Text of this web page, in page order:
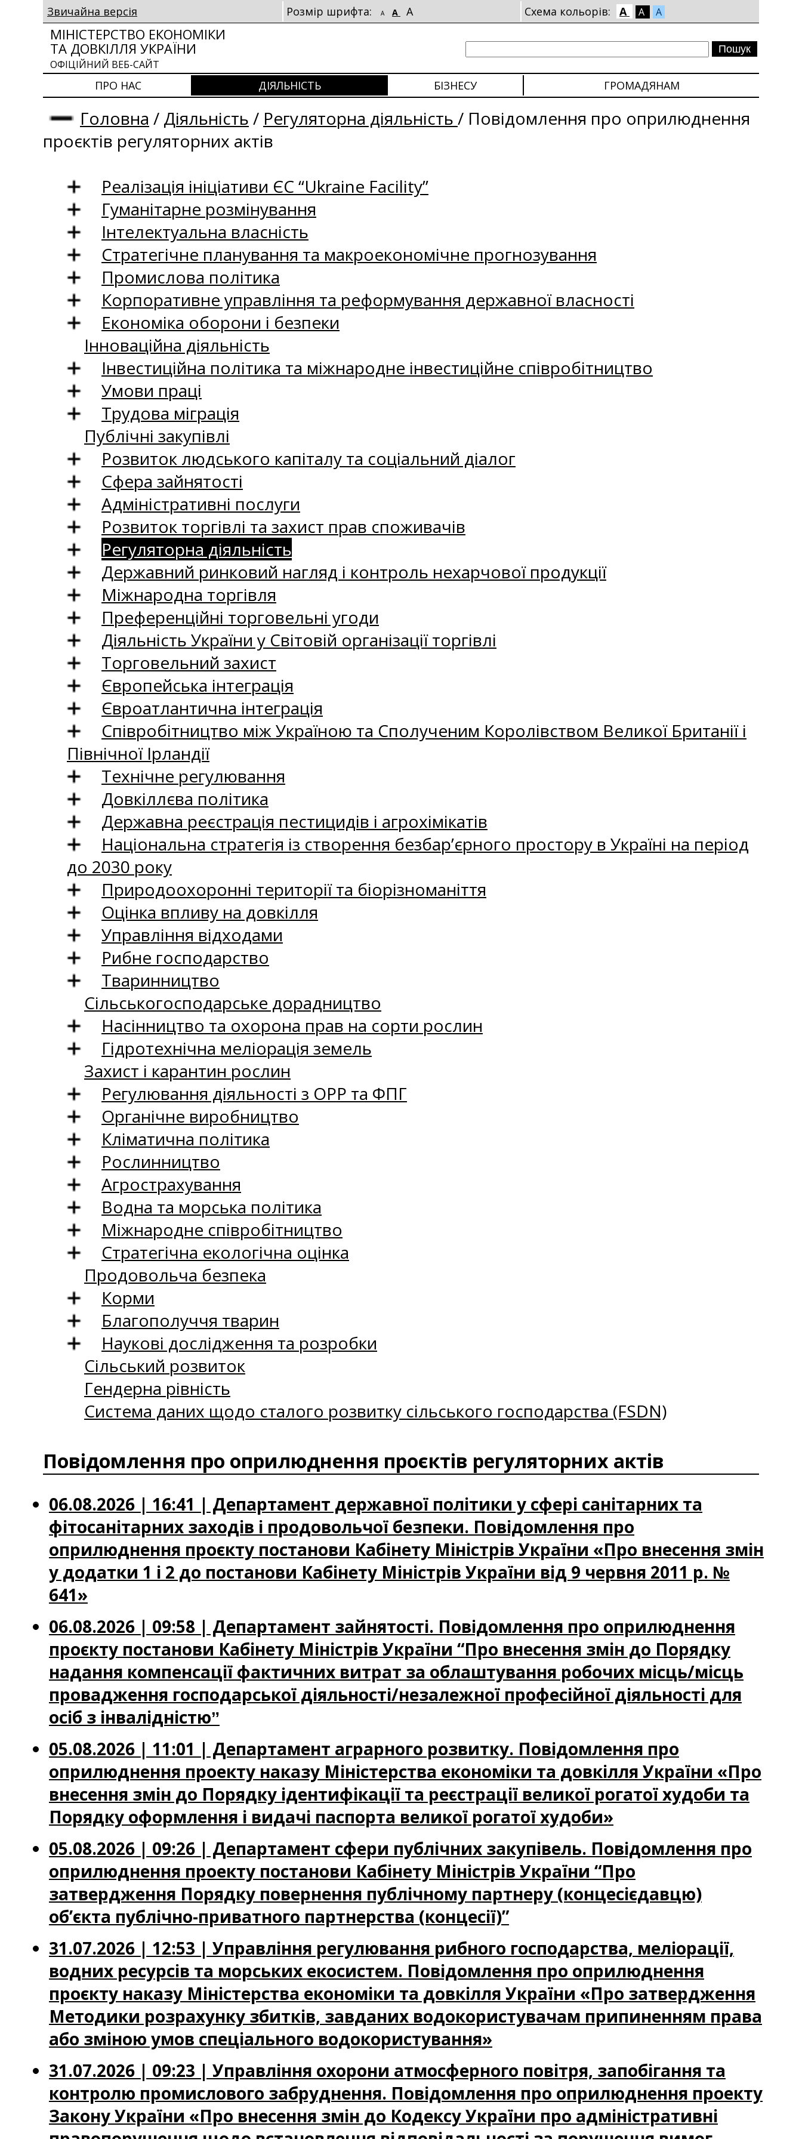
Звичайна версія Розмір шрифта: A A A Схема кольорів: A A A
МІНІСТЕРСТВО ЕКОНОМІКИ
ТА ДОВКІЛЛЯ УКРАЇНИ
ОФІЦІЙНИЙ ВЕБ-САЙТ
ПРО НАС ДІЯЛЬНІСТЬ БІЗНЕСУ ГРОМАДЯНАМ
Головна / Діяльність / Регуляторна діяльність / Повідомлення про оприлюднення
проєктів регуляторних актів
Реалізація ініціативи ЄС “Ukraine Facility”
Гуманітарне розмінування
Інтелектуальна власність
Стратегічне планування та макроекономічне прогнозування
Промислова політика
Корпоративне управління та реформування державної власності
Економіка оборони і безпеки
Інноваційна діяльність
Інвестиційна політика та міжнародне інвестиційне співробітництво
Умови праці
Трудова міграція
Публічні закупівлі
Розвиток людського капіталу та соціальний діалог
Сфера зайнятості
Адміністративні послуги
Розвиток торгівлі та захист прав споживачів
Регуляторна діяльність
Державний ринковий нагляд і контроль нехарчової продукції
Міжнародна торгівля
Преференційні торговельні угоди
Діяльність України у Світовій організації торгівлі
Торговельний захист
Європейська інтеграція
Євроатлантична інтеграція
Співробітництво між Україною та Сполученим Королівством Великої Британії і
Північної Ірландії
Технічне регулювання
Довкіллєва політика
Державна реєстрація пестицидів і агрохімікатів
Національна стратегія із створення безбар’єрного простору в Україні на період
до 2030 року
Природоохоронні території та біорізноманіття
Оцінка впливу на довкілля
Управління відходами
Рибне господарство
Тваринництво
Сільськогосподарське дорадництво
Насінництво та охорона прав на сорти рослин
Гідротехнічна меліорація земель
Захист і карантин рослин
Регулювання діяльності з ОРР та ФПГ
Органічне виробництво
Кліматична політика
Рослинництво
Агрострахування
Водна та морська політика
Міжнародне співробітництво
Стратегічна екологічна оцінка
Продовольча безпека
Корми
Благополуччя тварин
Наукові дослідження та розробки
Сільський розвиток
Гендерна рівність
Система даних щодо сталого розвитку сільського господарства (FSDN)
Повідомлення про оприлюднення проєктів регуляторних актів
06.08.2026 | 16:41 | Департамент державної політики у сфері санітарних та
фітосанітарних заходів і продовольчої безпеки. Повідомлення про
оприлюднення проєкту постанови Кабінету Міністрів України «Про внесення змін
у додатки 1 і 2 до постанови Кабінету Міністрів України від 9 червня 2011 р. №
641»
06.08.2026 | 09:58 | Департамент зайнятості. Повідомлення про оприлюднення
проєкту постанови Кабінету Міністрів України “Про внесення змін до Порядку
надання компенсації фактичних витрат за облаштування робочих місць/місць
провадження господарської діяльності/незалежної професійної діяльності для
осіб з інвалідністюˮ
05.08.2026 | 11:01 | Департамент аграрного розвитку. Повідомлення про
оприлюднення проекту наказу Міністерства економіки та довкілля України «Про
внесення змін до Порядку ідентифікації та реєстрації великої рогатої худоби та
Порядку оформлення і видачі паспорта великої рогатої худоби»
05.08.2026 | 09:26 | Департамент сфери публічних закупівель. Повідомлення про
оприлюднення проекту постанови Кабінету Міністрів України “Про
затвердження Порядку повернення публічному партнеру (концесієдавцю)
об’єкта публічно-приватного партнерства (концесії)”
31.07.2026 | 12:53 | Управління регулювання рибного господарства, меліорації,
водних ресурсів та морських екосистем. Повідомлення про оприлюднення
проєкту наказу Міністерства економіки та довкілля України «Про затвердження
Методики розрахунку збитків, завданих водокористувачам припиненням права
або зміною умов спеціального водокористування»
31.07.2026 | 09:23 | Управління охорони атмосферного повітря, запобігання та
контролю промислового забруднення. Повідомлення про оприлюднення проекту
Закону України «Про внесення змін до Кодексу України про адміністративні